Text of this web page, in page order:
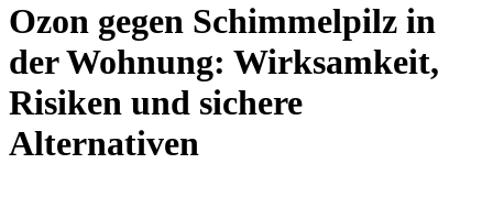
Ozon gegen Schimmelpilz in
der Wohnung: Wirksamkeit,
Risiken und sichere
Alternativen